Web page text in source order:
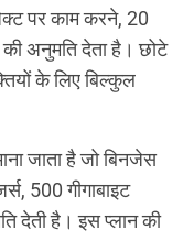
पर काम करने, 20
अनुमति देता है। छोटे
के लिए बिल्कुल
जाता है जो बिनजेस
500 गीगाबाइट
देती है। इस प्लान की